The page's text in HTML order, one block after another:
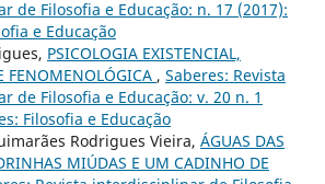
de Filosofia e Educação: n. 17 (2017):
e Educação
PSICOLOGIA EXISTENCIAL,
FENOMENOLÓGICA , Saberes: Revista
de Filosofia e Educação: v. 20 n. 1
Filosofia e Educação
Rodrigues Vieira, ÁGUAS DAS
MIÚDAS E UM CADINHO DE